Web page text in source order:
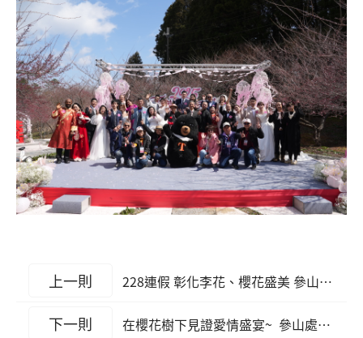
上一則 228連假 彰化李花、櫻花盛美 參山處歡迎各界春遊彰化
下一則 在櫻花樹下見證愛情盛宴~ 參山處18、19日舉辦2025雲端上的婚禮